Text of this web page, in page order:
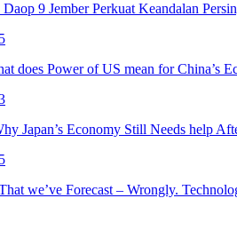
9 Jember Perkuat Keandalan
does Power of US mean for China’s
Japan’s Economy Still Needs help
we’ve Forecast – Wrongly.